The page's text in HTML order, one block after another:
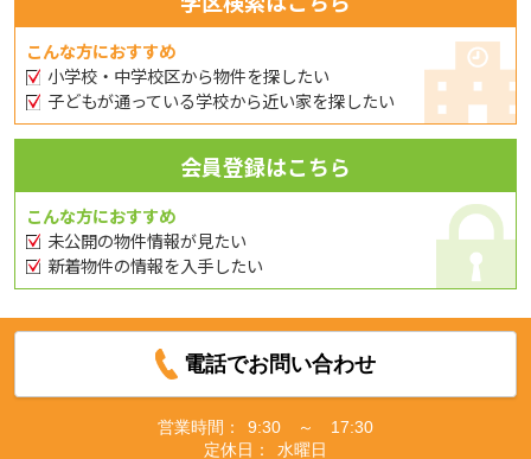
こんな方におすすめ
小学校・中学校区から物件を探したい
子どもが通っている学校から近い家を探したい
会員登録はこちら
こんな方におすすめ
未公開の物件情報が見たい
新着物件の情報を入手したい
電話でお問い合わせ
営業時間：
9:30 ～ 17:30
定休日：
水曜日